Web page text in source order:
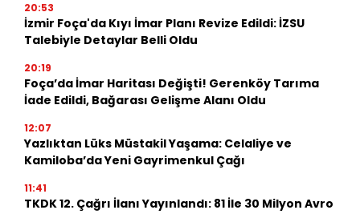
20:53
İzmir Foça'da Kıyı İmar Planı Revize Edildi: İZSU
Talebiyle Detaylar Belli Oldu
20:19
Foça’da İmar Haritası Değişti! Gerenköy Tarıma
İade Edildi, Bağarası Gelişme Alanı Oldu
12:07
Yazlıktan Lüks Müstakil Yaşama: Celaliye ve
Kamiloba’da Yeni Gayrimenkul Çağı
11:41
TKDK 12. Çağrı İlanı Yayınlandı: 81 İle 30 Milyon Avro